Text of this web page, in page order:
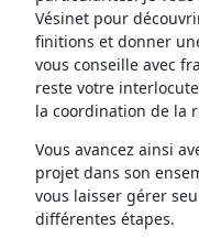
Vésinet pour
finitions et donner
vous conseille avec
reste votre
la coordination de la
Vous avancez ainsi
projet dans son
vous laisser gérer
différentes étapes.